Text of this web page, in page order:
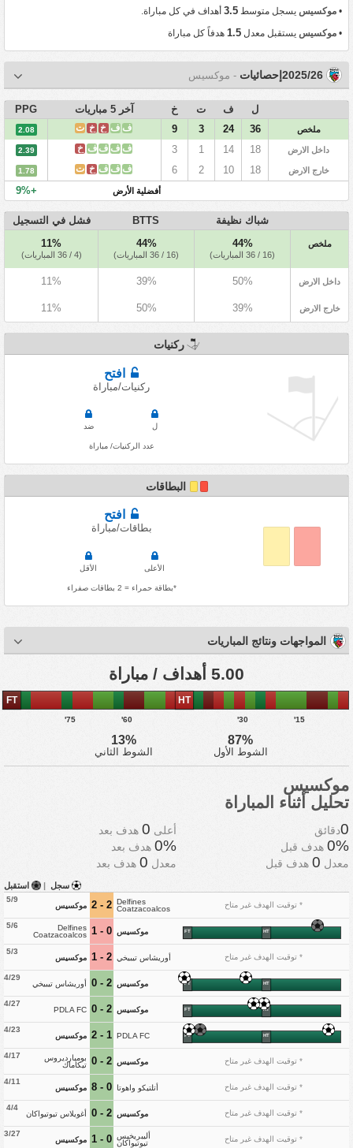
• موكسيس يسجل متوسط 3.5أهداف في كل مباراة.
• موكسيس يستقبل معدل 1.5 هدفاً كل مباراة
2025/26إحصائيات - موكسيس
ل ف ت خ آخر 5 مباريات PPG
ملخص 36
24
3
9 ف ف خ خ ت 2.08
داخل الارض 18
14
1
3 ف ف ف ف خ 2.39
خارج الارض 18
10
2
6 ف ف ف خ ت 1.78
أفضلية الأرض +9%
شباك نظيفة BTTS فشل في التسجيل
ملخص 44%
(16 / 36 المباريات)
44%
(16 / 36 المباريات)
11%
(4 / 36 المباريات)
داخل الارض 50%
39%
11%
خارج الارض 39%
50%
11%
ركنيات
افتح
ركنيات/مباراة
ضد ل
عدد الركنيات/ مباراة
البطاقات
افتح
بطاقات/مباراة
الأقل الأعلى
*بطاقة حمراء = 2 بطاقات صفراء
المواجهات ونتائج المباريات
5.00 أهداف / مباراة
15'
30'
HT
60'
75'
FT
87%
الشوط الأول
13%
الشوط الثاني
موكسيس
تحليل أثناء المباراة
0دقائق أعلى 0 هدف بعد
0% هدف قبل 0% هدف بعد
معدل 0 هدف قبل معدل 0 هدف بعد
سجل | استقبل
5/9
موكسيس 2 - 2 Delfines
Coatzacoalcos
* توقيت الهدف غير متاح
5/6
Delfines
Coatzacoalcos
0 - 1 موكسيس HT
FT
5/3
موكسيس 2 - 1 أوريشاس تيبيخي * توقيت الهدف غير متاح
4/29
أوريشاس تيبيخي 2 - 0 موكسيس HT
FT
4/27
PDLA FC 2 - 0 موكسيس HT
FT
4/23
موكسيس 1 - 2 PDLA FC HT
FT
4/17
بومبارديروس
تيكاماك
2 - 0 موكسيس * توقيت الهدف غير متاح
4/11
موكسيس 0 - 8 أتلتيكو واهوتا * توقيت الهدف غير متاح
4/4
أغويلاس تيوتيواكان 2 - 0 موكسيس * توقيت الهدف غير متاح
3/27
موكسيس 0 - 1 أليبريخيس
تيوتيواكان
* توقيت الهدف غير متاح